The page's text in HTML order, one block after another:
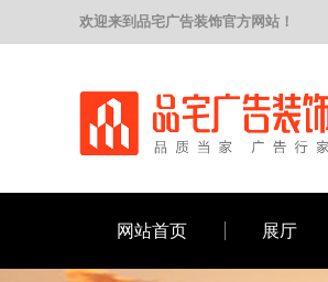
欢迎来到品宅广告装饰官方网站！
网站首页 展厅